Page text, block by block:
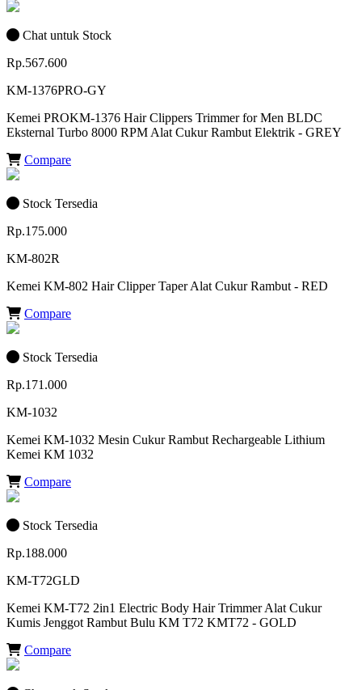
Chat untuk Stock
Rp.567.600
KM-1376PRO-GY
Kemei PROKM-1376 Hair Clippers Trimmer for Men BLDC
Eksternal Turbo 8000 RPM Alat Cukur Rambut Elektrik - GREY
Compare
Stock Tersedia
Rp.175.000
KM-802R
Kemei KM-802 Hair Clipper Taper Alat Cukur Rambut - RED
Compare
Stock Tersedia
Rp.171.000
KM-1032
Kemei KM-1032 Mesin Cukur Rambut Rechargeable Lithium
Kemei KM 1032
Compare
Stock Tersedia
Rp.188.000
KM-T72GLD
Kemei KM-T72 2in1 Electric Body Hair Trimmer Alat Cukur
Kumis Jenggot Rambut Bulu KM T72 KMT72 - GOLD
Compare